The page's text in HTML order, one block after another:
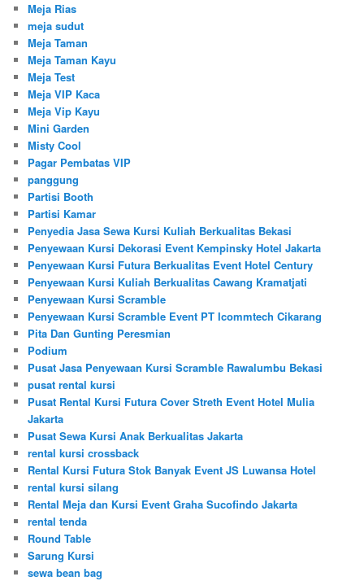
Meja Rias
meja sudut
Meja Taman
Meja Taman Kayu
Meja Test
Meja VIP Kaca
Meja Vip Kayu
Mini Garden
Misty Cool
Pagar Pembatas VIP
panggung
Partisi Booth
Partisi Kamar
Penyedia Jasa Sewa Kursi Kuliah Berkualitas Bekasi
Penyewaan Kursi Dekorasi Event Kempinsky Hotel Jakarta
Penyewaan Kursi Futura Berkualitas Event Hotel Century
Penyewaan Kursi Kuliah Berkualitas Cawang Kramatjati
Penyewaan Kursi Scramble
Penyewaan Kursi Scramble Event PT Icommtech Cikarang
Pita Dan Gunting Peresmian
Podium
Pusat Jasa Penyewaan Kursi Scramble Rawalumbu Bekasi
pusat rental kursi
Pusat Rental Kursi Futura Cover Streth Event Hotel Mulia
Jakarta
Pusat Sewa Kursi Anak Berkualitas Jakarta
rental kursi crossback
Rental Kursi Futura Stok Banyak Event JS Luwansa Hotel
rental kursi silang
Rental Meja dan Kursi Event Graha Sucofindo Jakarta
rental tenda
Round Table
Sarung Kursi
sewa bean bag